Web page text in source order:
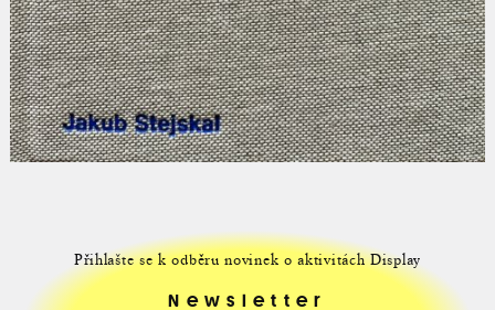
Přihlašte se k odběru novinek o aktivitách Display
Newsletter